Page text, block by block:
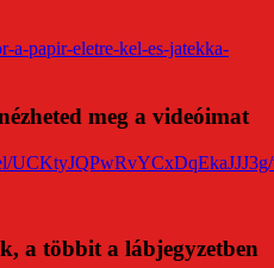
a-papir-eletre-kel-es-jatekka-
meg a videóimat
a többit a lábjegyzetben